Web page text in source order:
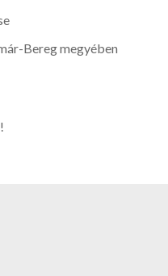
Bereg megyében